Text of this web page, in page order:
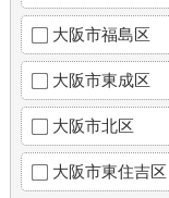
大阪市福島区
大阪市東成区
大阪市北区
大阪市東住吉区